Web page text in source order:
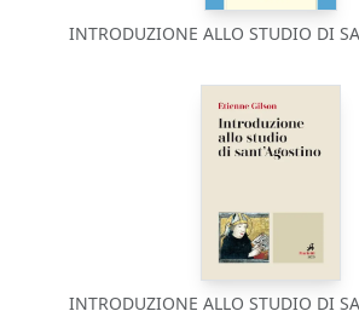
INTRODUZIONE ALLO STUDIO DI
INTRODUZIONE ALLO STUDIO DI